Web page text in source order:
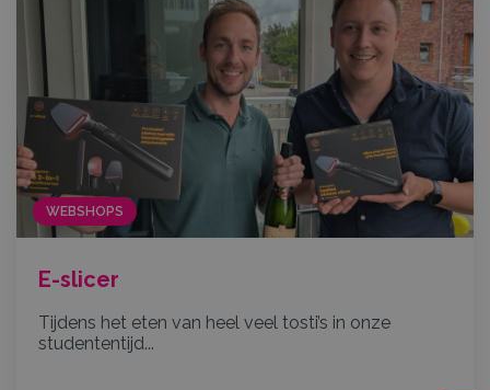
WEBSHOPS
E-slicer
Tijdens het eten van heel veel tosti’s in onze
studententijd...